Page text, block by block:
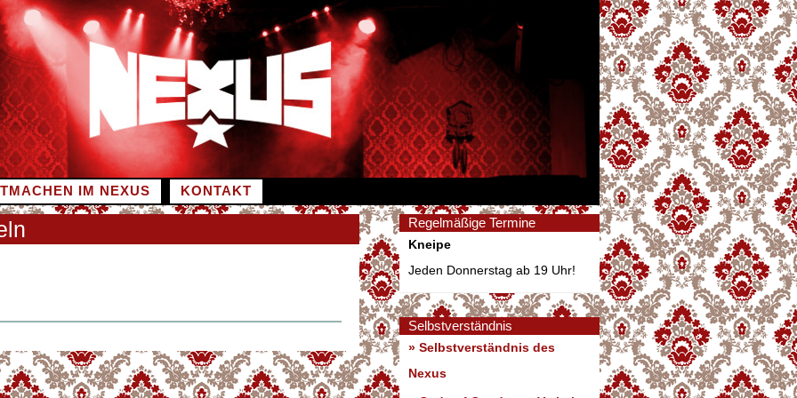
IM NEXUS KONTAKT
Regelmäßige Termine
Kneipe
Jeden Donnerstag ab 19 Uhr!
Selbstverständnis
» Selbstverständnis des
Nexus